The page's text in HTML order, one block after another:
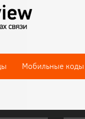
Мобильные коды